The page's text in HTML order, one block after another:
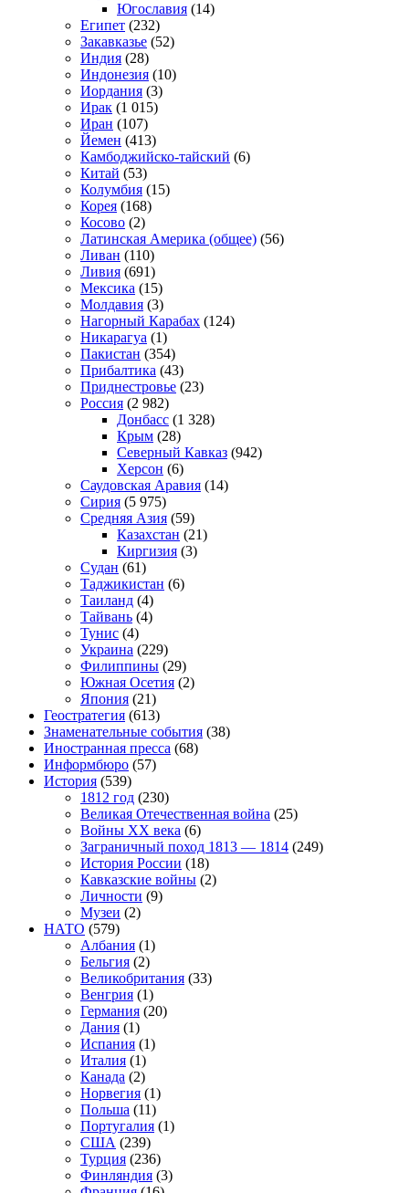
Югославия (14)
Египет (232)
Закавказье (52)
Индия (28)
Индонезия (10)
Иордания (3)
Ирак (1 015)
Иран (107)
Йемен (413)
Камбоджийско-тайский (6)
Китай (53)
Колумбия (15)
Корея (168)
Косово (2)
Латинская Америка (общее) (56)
Ливан (110)
Ливия (691)
Мексика (15)
Молдавия (3)
Нагорный Карабах (124)
Никарагуа (1)
Пакистан (354)
Прибалтика (43)
Приднестровье (23)
Россия (2 982)
Донбасс (1 328)
Крым (28)
Северный Кавказ (942)
Херсон (6)
Саудовская Аравия (14)
Сирия (5 975)
Средняя Азия (59)
Казахстан (21)
Киргизия (3)
Судан (61)
Таджикистан (6)
Таиланд (4)
Тайвань (4)
Тунис (4)
Украина (229)
Филиппины (29)
Южная Осетия (2)
Япония (21)
Геостратегия (613)
Знаменательные события (38)
Иностранная пресса (68)
Информбюро (57)
История (539)
1812 год (230)
Великая Отечественная война (25)
Войны XX века (6)
Заграничный поход 1813 — 1814 (249)
История России (18)
Кавказские войны (2)
Личности (9)
Музеи (2)
НАТО (579)
Албания (1)
Бельгия (2)
Великобритания (33)
Венгрия (1)
Германия (20)
Дания (1)
Испания (1)
Италия (1)
Канада (2)
Норвегия (1)
Польша (11)
Португалия (1)
США (239)
Турция (236)
Финляндия (3)